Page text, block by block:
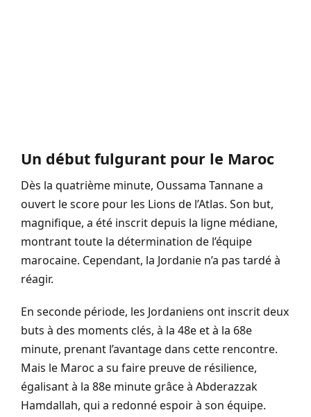
Un début fulgurant pour le Maroc
Dès la quatrième minute, Oussama Tannane a
ouvert le score pour les Lions de l’Atlas. Son but,
magnifique, a été inscrit depuis la ligne médiane,
montrant toute la détermination de l’équipe
marocaine. Cependant, la Jordanie n’a pas tardé à
réagir.
En seconde période, les Jordaniens ont inscrit deux
buts à des moments clés, à la 48e et à la 68e
minute, prenant l’avantage dans cette rencontre.
Mais le Maroc a su faire preuve de résilience,
égalisant à la 88e minute grâce à Abderazzak
Hamdallah, qui a redonné espoir à son équipe.